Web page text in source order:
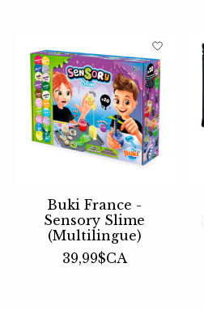
Buki France -
Sensory Slime
(Multilingue)
39,99$CA